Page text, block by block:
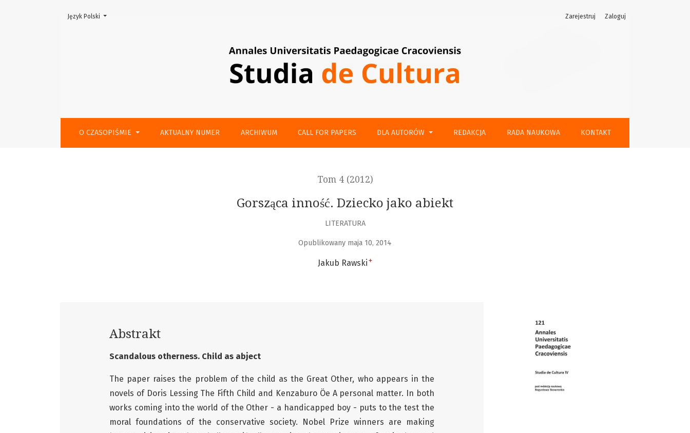
Gorsząca inność. Dziecko jako abiekt
O CZASOPIŚMIE AKTUALNY NUMER ARCHIWUM CALL FOR PAPERS DLA AUTORÓW REDAKCJA RADA NAUKOWA KONTAKT
Zarejestruj Zaloguj
Zmień język, obecnie wybrany to:
Język Polski
Tom 4 (2012)
Gorsząca inność. Dziecko jako abiekt
LITERATURA
Opublikowany maja 10, 2014
Jakub Rawski +
Abstrakt
Scandalous otherness. Child as abject
The paper raises the problem of the child as the Great Other, who appears in the
novels of Doris Lessing The Fifth Child and Kenzaburo Öe A personal matter. In both
works coming into the world of the Other - a handicapped boy - puts to the test the
moral foundations of the conservative society. Nobel Prize winners are making